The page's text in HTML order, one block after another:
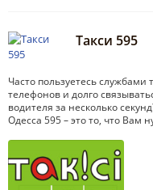
Такси 595
Часто пользуетесь службами
телефонов и долго
водителя за несколько
Одесса 595 – это то, что Вам